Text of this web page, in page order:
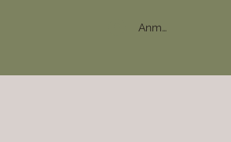
Anmelden